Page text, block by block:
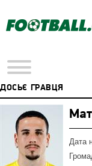
ДОСЬЄ ГРАВЦЯ
Дата